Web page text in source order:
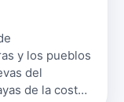
y los pueblos
del
de la costa